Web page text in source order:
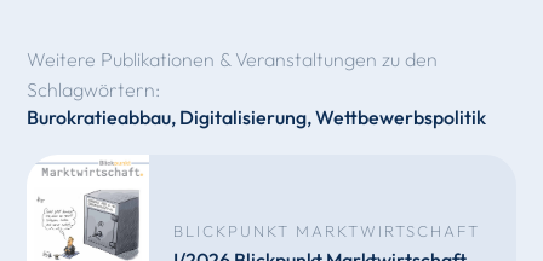
Weitere Publikationen & Veranstaltungen zu den
Schlagwörtern:
Burokratieabbau, Digitalisierung,Wettbewerbspolitik
BLICKPUNKT MARKTWIRTSCHAFT